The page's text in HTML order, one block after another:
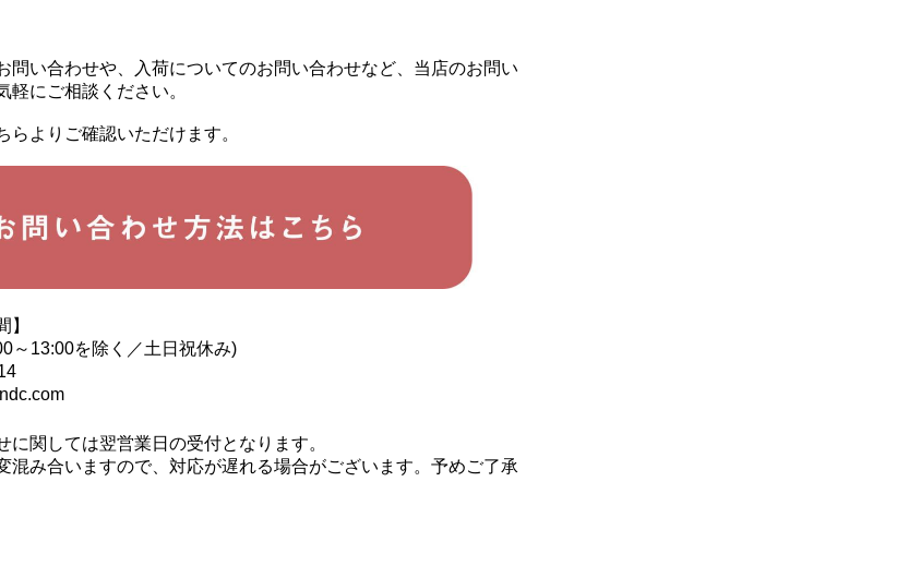
問い合わせや、入荷についてのお問い合わせなど、当店のお問い
軽にご相談ください。
らよりご確認いただけます。
】
～13:00を除く／土日祝休み)
関しては翌営業日の受付となります。
混み合いますので、対応が遅れる場合がございます。予めご了承